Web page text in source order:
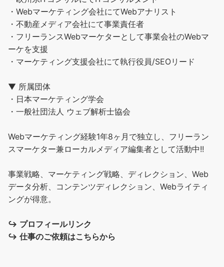
・Webマーケティング会社にてWebアナリスト
・不動産メディア会社にて事業責任者
・フリーランスWebマーケターとして事業会社のWebマ
ーケを支援
・マーケティング支援会社にて執行役員/SEOリード
▼ 所属団体
・日本マーケティング学会
・一般社団法人 ウェブ解析士協会
Webマーケティング経験1年8ヶ月で独立し、フリーラン
スマーケター兼ローカルメディア編集者として活動中!!
事業戦略、マーケティング戦略、ディレクション、Web
データ分析、コンテンツディレクション、Webライティ
ングが得意。
↪︎ プロフィールリンク
↪︎ 仕事のご依頼はこちらから